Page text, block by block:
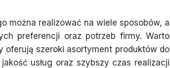
można realizować na wiele sposobów, a
preferencji oraz potrzeb firmy. Warto
szeroki asortyment produktów do
usług oraz szybszy czas realizacji